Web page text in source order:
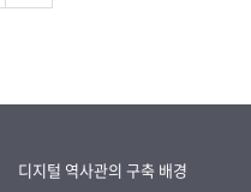
디지털 역사관의 구축 배경